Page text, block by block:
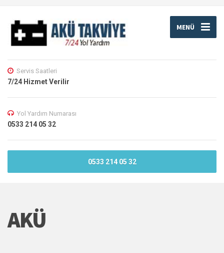
MENÜ
Servis Saatleri
7/24 Hizmet Verilir
Yol Yardım Numarası
0533 214 05 32
0533 214 05 32
AKÜ